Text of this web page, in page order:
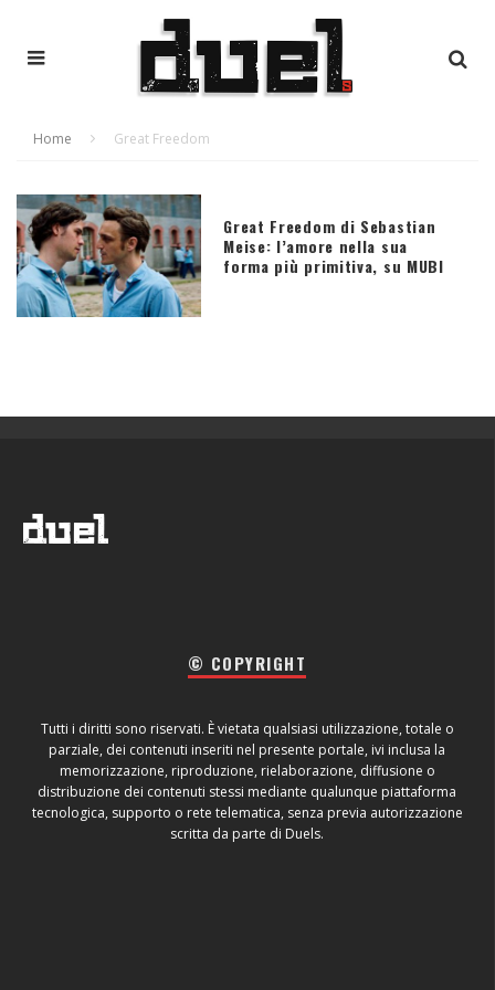
Home Great Freedom
Great Freedom di Sebastian
Meise: l’amore nella sua
forma più primitiva, su MUBI
© COPYRIGHT
Tutti i diritti sono riservati. È vietata qualsiasi utilizzazione, totale o
parziale, dei contenuti inseriti nel presente portale, ivi inclusa la
memorizzazione, riproduzione, rielaborazione, diffusione o
distribuzione dei contenuti stessi mediante qualunque piattaforma
tecnologica, supporto o rete telematica, senza previa autorizzazione
scritta da parte di Duels.